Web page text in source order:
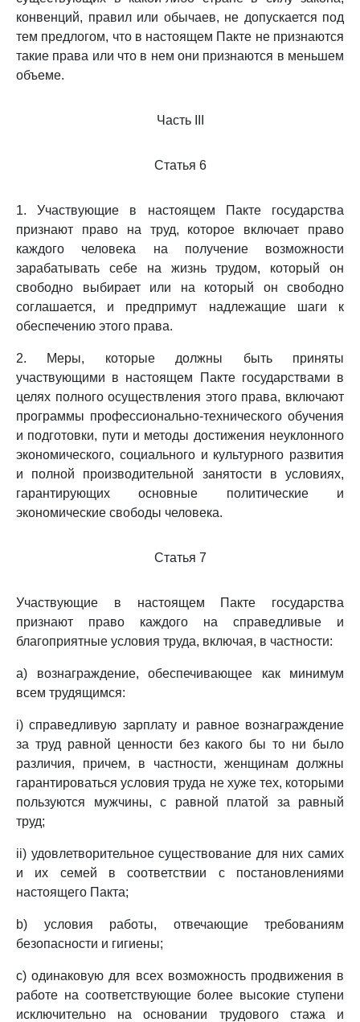
конвенций, правил или обычаев, не допускается под
тем предлогом, что в настоящем Пакте не признаются
такие права или что в нем они признаются в меньшем
объеме.
Часть III
Статья 6
1. Участвующие в настоящем Пакте государства
признают право на труд, которое включает право
каждого человека на получение возможности
зарабатывать себе на жизнь трудом, который он
свободно выбирает или на который он свободно
соглашается, и предпримут надлежащие шаги к
обеспечению этого права.
2. Меры, которые должны быть приняты
участвующими в настоящем Пакте государствами в
целях полного осуществления этого права, включают
программы профессионально-технического обучения
и подготовки, пути и методы достижения неуклонного
экономического, социального и культурного развития
и полной производительной занятости в условиях,
гарантирующих основные политические и
экономические свободы человека.
Статья 7
Участвующие в настоящем Пакте государства
признают право каждого на справедливые и
благоприятные условия труда, включая, в частности:
a) вознаграждение, обеспечивающее как минимум
всем трудящимся:
i) справедливую зарплату и равное вознаграждение
за труд равной ценности без какого бы то ни было
различия, причем, в частности, женщинам должны
гарантироваться условия труда не хуже тех, которыми
пользуются мужчины, с равной платой за равный
труд;
ii) удовлетворительное существование для них самих
и их семей в соответствии с постановлениями
настоящего Пакта;
b) условия работы, отвечающие требованиям
безопасности и гигиены;
c) одинаковую для всех возможность продвижения в
работе на соответствующие более высокие ступени
исключительно на основании трудового стажа и